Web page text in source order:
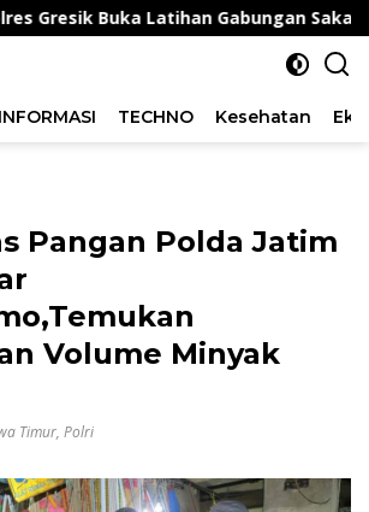
Buka Latihan Gabungan Saka
INFORMASI TECHNO Kesehatan
Pangan Polda Jatim
Volume Minyak
Timur, Polri